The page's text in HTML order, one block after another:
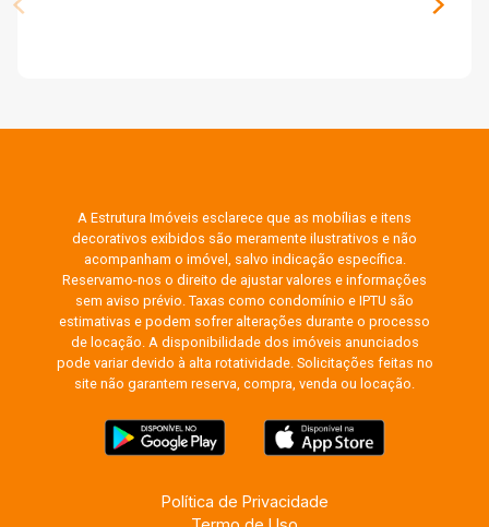
A Estrutura Imóveis esclarece que as mobílias e itens
decorativos exibidos são meramente ilustrativos e não
acompanham o imóvel, salvo indicação específica.
Reservamo-nos o direito de ajustar valores e informações
sem aviso prévio. Taxas como condomínio e IPTU são
estimativas e podem sofrer alterações durante o processo
de locação. A disponibilidade dos imóveis anunciados
pode variar devido à alta rotatividade. Solicitações feitas no
site não garantem reserva, compra, venda ou locação.
Política de Privacidade